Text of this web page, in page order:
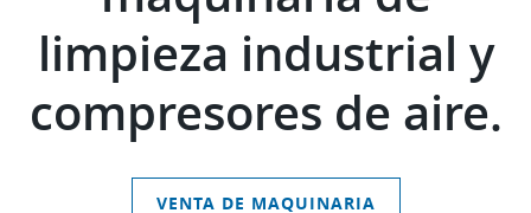
limpieza industrial y
compresores de aire.
VENTA DE MAQUINARIA